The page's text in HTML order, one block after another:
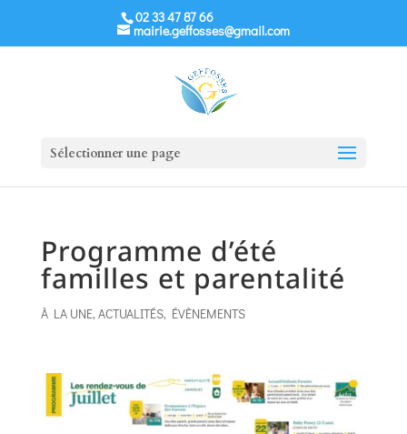
02 33 47 87 66
mairie.geffosses@gmail.com
Sélectionner une page
Programme d’été
familles et parentalité
À LA UNE,ACTUALITÉS, ÉVÈNEMENTS